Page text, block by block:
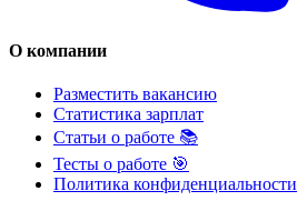
О компании
Разместить вакансию
Статистика зарплат
Статьи о работе 📚
Тесты о работе 🎯
Политика конфиденциальности